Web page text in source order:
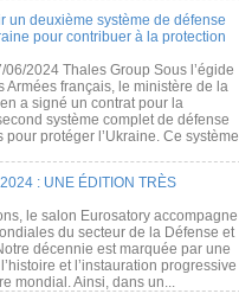
un deuxième système de défense
pour contribuer à la protection
2024 Thales Group Sous l’égide
Armées français, le ministère de la
a signé un contrat pour la
système complet de défense
protéger l’Ukraine. Ce système
: UNE ÉDITION TRÈS
le salon Eurosatory accompagne
du secteur de la Défense et
décennie est marquée par une
et l’instauration progressive
mondial. Ainsi, dans un...